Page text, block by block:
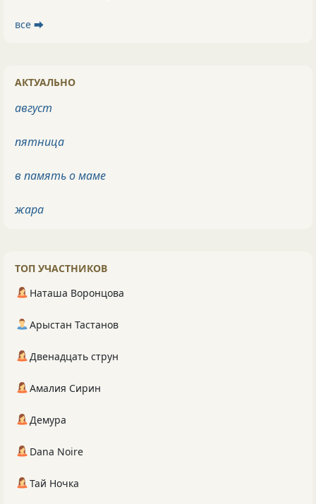
все ⮕
АКТУАЛЬНО
август
пятница
в память о маме
жара
ТОП УЧАСТНИКОВ
Наташа Воронцова
Арыстан Тастанов
Двенадцать струн
Амалия Сирин
Демура
Dana Noire
Тай Ночка